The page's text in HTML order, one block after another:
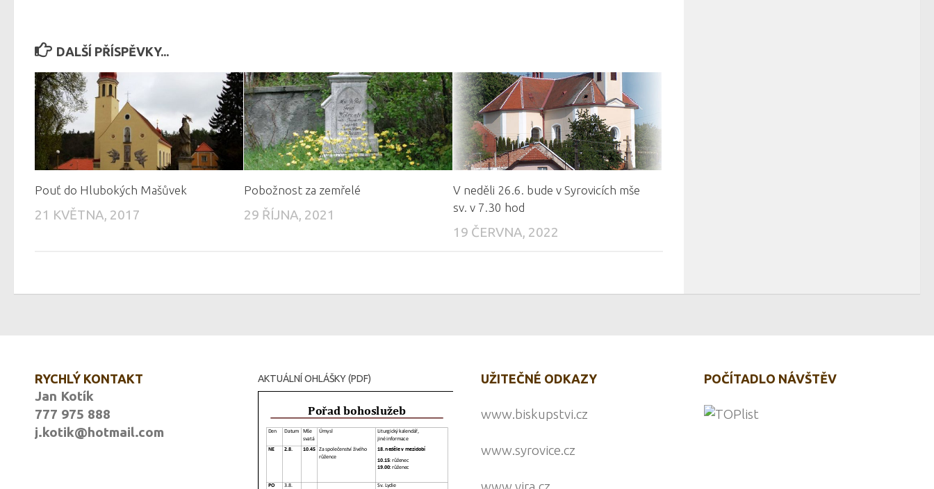
DALŠÍ PŘÍSPĚVKY...
Pouť do Hlubokých Mašůvek
21 KVĚTNA, 2017
Pobožnost za zemřelé
29 ŘÍJNA, 2021
V neděli 26.6. bude v Syrovicích mše
sv. v 7.30 hod
19 ČERVNA, 2022
RYCHLÝ KONTAKT
Jan Kotík
777 975 888
j.kotik@hotmail.com
AKTUÁLNÍ OHLÁŠKY (PDF) UŽITEČNÉ ODKAZY
www.biskupstvi.cz
www.syrovice.cz
POČÍTADLO NÁVŠTĚV